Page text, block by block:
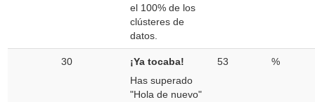
el 100% de los
clústeres de
datos.
30
¡Ya tocaba!
Has superado
"Hola de nuevo"
53 %